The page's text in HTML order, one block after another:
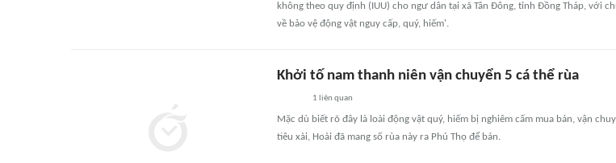
không theo quy định (IUU) cho ngư dân tại xã Tân Đông, tỉnh Đồng Tháp, với
về bảo vệ động vật nguy cấp, quý, hiếm'.
Khởi tố nam thanh niên vận chuyển 5 cá thể rùa
1 liên quan
Mặc dù biết rõ đây là loài động vật quý, hiếm bị nghiêm cấm mua bán, vận
tiêu xài, Hoài đã mang số rùa này ra Phú Thọ để bán.